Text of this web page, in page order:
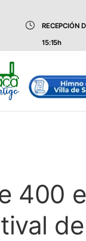
RECEPCIÓN
15:15h
400